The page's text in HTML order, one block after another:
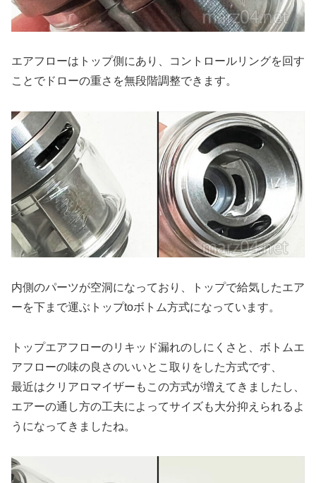
エアフローはトップ側にあり、コントロールリングを回す
ことでドローの重さを無段階調整できます。
内側のパーツが空洞になっており、トップで給気したエア
ーを下まで運ぶトップtoボトム方式になっています。
トップエアフローのリキッド漏れのしにくさと、ボトムエ
アフローの味の良さのいいとこ取りをした方式です、
最近はクリアロマイザーもこの方式が増えてきましたし、
エアーの通し方の工夫によってサイズも大分抑えられるよ
うになってきましたね。